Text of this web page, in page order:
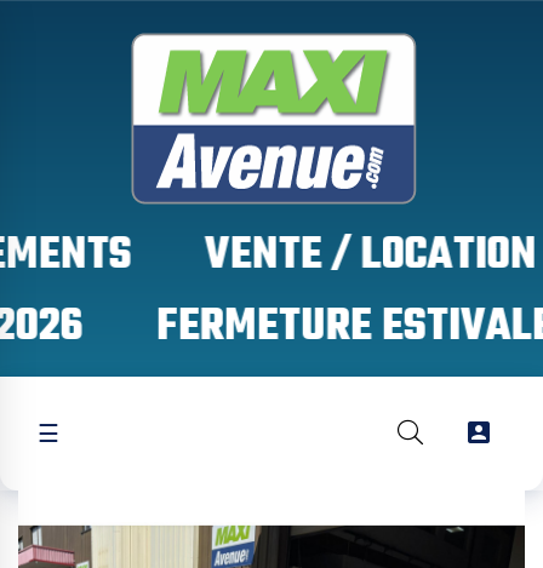
☰ 